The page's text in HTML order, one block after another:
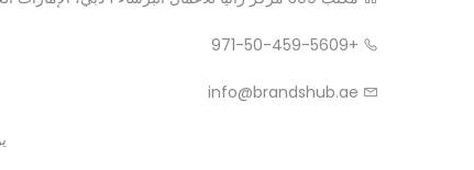
+971-50-459-5609